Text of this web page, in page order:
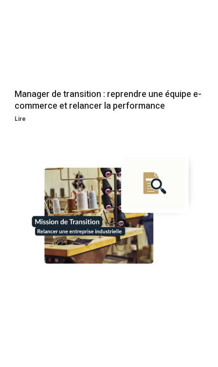
Manager de transition : reprendre une équipe e-
commerce et relancer la performance
Lire